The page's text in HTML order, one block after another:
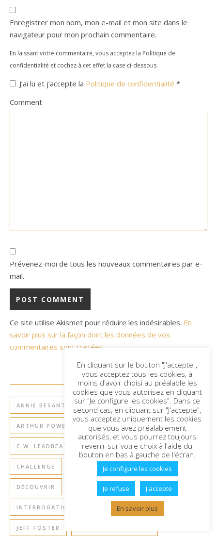
Enregistrer mon nom, mon e-mail et mon site dans le
navigateur pour mon prochain commentaire.
En laissant votre commentaire, vous acceptez la Politique de
confidentialité et cochez à cet effet la case ci-dessous.
J’ai lu et j’accepte la Politique de confidentialité *
Comment
Prévenez-moi de tous les nouveaux commentaires par e-
mail.
Ce site utilise Akismet pour réduire les indésirables. En
savoir plus sur la façon dont les données de vos
commentaires sont traitées
RUBRIQUES
ANNIE BESANT – LA MORT ET L'AU-DELÀ
ARTHUR POWELL - LE CORPS ASTRAL BLOG
C.W. LEADBEATER - L'AUTRE CÔTÉ DE LA MORT
CHALLENGE CLASSIQUES CYCLE D'ÉTUDE
DÉCOUVRIR ENTRETIENS FRANK HATEM
INTERROGATIONS ESSENTIELLES - FAQ
JEFF FOSTER
En cliquant sur le bouton "J'accepte",
vous acceptez tous les cookies, à
moins d'avoir choisi au préalable les
cookies que vous autorisez en cliquant
sur "Je configure les cookies". Dans ce
second cas, en cliquant sur "J'accepte",
vous acceptez uniquement les cookies
que vous avez préalablement
autorisés, et vous pourrez toujours
revenir sur votre choix à l'aide du
bouton en bas à gauche de l'écran.
Je configure les cookies
Je refuse J'accepte
En savoir plus